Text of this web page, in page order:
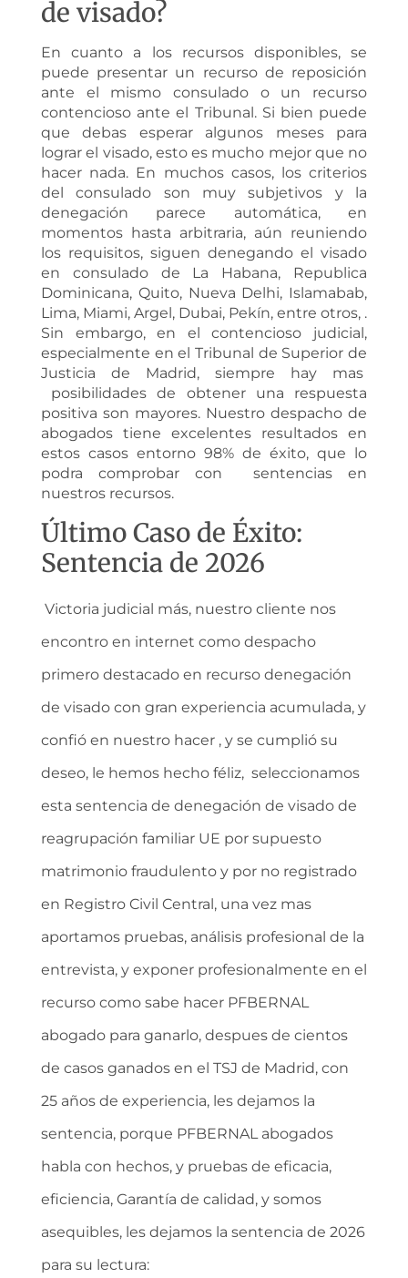
de visado?
En cuanto a los recursos disponibles, se
puede presentar un recurso de reposición
ante el mismo consulado o un recurso
contencioso ante el Tribunal. Si bien puede
que debas esperar algunos meses para
lograr el visado, esto es mucho mejor que no
hacer nada. En muchos casos, los criterios
del consulado son muy subjetivos y la
denegación parece automática, en
momentos hasta arbitraria, aún reuniendo
los requisitos, siguen denegando el visado
en consulado de La Habana, Republica
Dominicana, Quito, Nueva Delhi, Islamabab,
Lima, Miami, Argel, Dubai, Pekín, entre otros, .
Sin embargo, en el contencioso judicial,
especialmente en el Tribunal de Superior de
Justicia de Madrid, siempre hay mas
posibilidades de obtener una respuesta
positiva son mayores. Nuestro despacho de
abogados tiene excelentes resultados en
estos casos entorno 98% de éxito, que lo
podra comprobar con sentencias en
nuestros recursos.
Último Caso de Éxito:
Sentencia de 2026
Victoria judicial más, nuestro cliente nos
encontro en internet como despacho
primero destacado en recurso denegación
de visado con gran experiencia acumulada, y
confió en nuestro hacer , y se cumplió su
deseo, le hemos hecho féliz, seleccionamos
esta sentencia de denegación de visado de
reagrupación familiar UE por supuesto
matrimonio fraudulento y por no registrado
en Registro Civil Central, una vez mas
aportamos pruebas, análisis profesional de la
entrevista, y exponer profesionalmente en el
recurso como sabe hacer PFBERNAL
abogado para ganarlo, despues de cientos
de casos ganados en el TSJ de Madrid, con
25 años de experiencia, les dejamos la
sentencia, porque PFBERNAL abogados
habla con hechos, y pruebas de eficacia,
eficiencia, Garantía de calidad, y somos
asequibles, les dejamos la sentencia de 2026
para su lectura: